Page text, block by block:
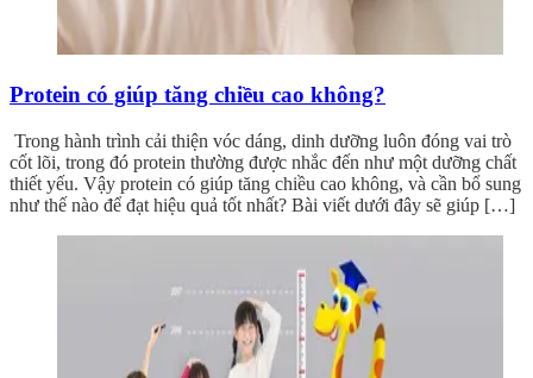
Protein có giúp tăng chiều cao không?
Trong hành trình cải thiện vóc dáng, dinh dưỡng luôn đóng vai trò
cốt lõi, trong đó protein thường được nhắc đến như một dưỡng chất
thiết yếu. Vậy protein có giúp tăng chiều cao không, và cần bổ sung
như thế nào để đạt hiệu quả tốt nhất? Bài viết dưới đây sẽ giúp […]